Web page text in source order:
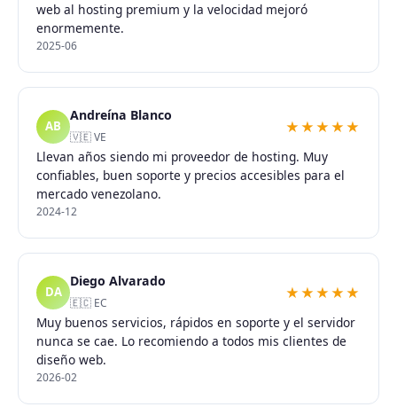
web al hosting premium y la velocidad mejoró
enormemente.
2025-06
AB
Andreína Blanco
🇻🇪 VE
★★★★★
Llevan años siendo mi proveedor de hosting. Muy
confiables, buen soporte y precios accesibles para el
mercado venezolano.
2024-12
DA
Diego Alvarado
🇪🇨 EC
★★★★★
Muy buenos servicios, rápidos en soporte y el servidor
nunca se cae. Lo recomiendo a todos mis clientes de
diseño web.
2026-02